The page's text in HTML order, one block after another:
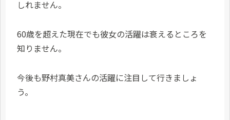
しれません。
60歳を超えた現在でも彼女の活躍は衰えるところを
知りません。
今後も野村真美さんの活躍に注目して行きましょ
う。